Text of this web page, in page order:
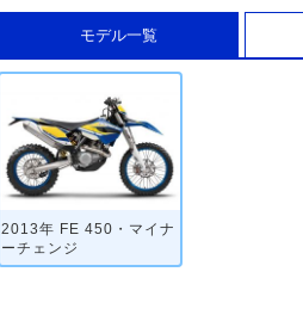
モデル一覧
2013年 FE 450・マイナ
ーチェンジ